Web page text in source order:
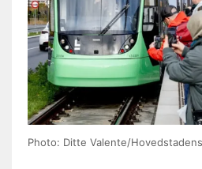
Photo: Ditte Valente/